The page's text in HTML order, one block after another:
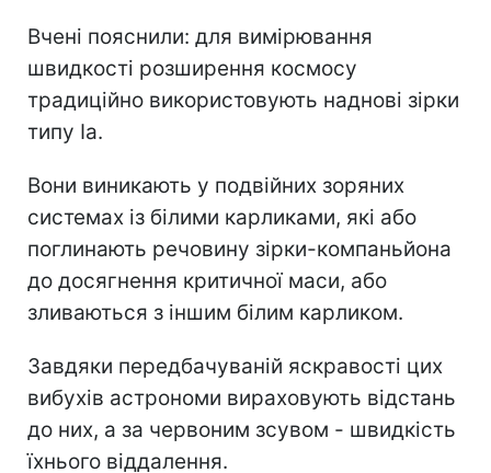
Вчені пояснили: для вимірювання
швидкості розширення космосу
традиційно використовують наднові зірки
типу Ia.
Вони виникають у подвійних зоряних
системах із білими карликами, які або
поглинають речовину зірки-компаньйона
до досягнення критичної маси, або
зливаються з іншим білим карликом.
Завдяки передбачуваній яскравості цих
вибухів астрономи вираховують відстань
до них, а за червоним зсувом - швидкість
їхнього віддалення.